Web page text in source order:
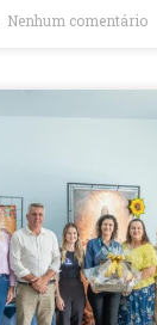
Nenhum comentário